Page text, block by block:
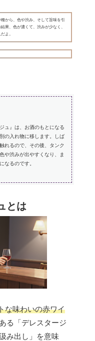
から、色や渋み、そして旨味を引
果、色が濃くて、渋みが少なく、
よ。
ュ』は、お酒のもとになる
の入れ物に移します。しば
れるので、その後、タンク
や渋みが出やすくなり、ま
なるのです。
とは
な味わいの赤ワイ
る「デレスタージ
み出し」を意味